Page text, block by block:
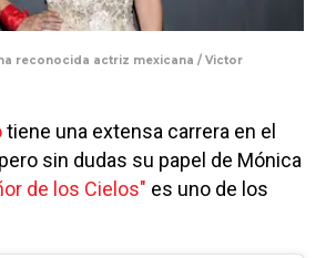
reconocida actriz mexicana / Victor
tiene una extensa carrera en el
sin dudas su papel de Mónica
de los Cielos" es uno de los